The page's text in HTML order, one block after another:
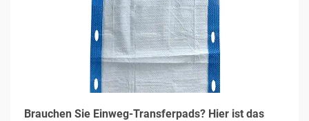
Brauchen Sie Einweg-Transferpads? Hier ist das